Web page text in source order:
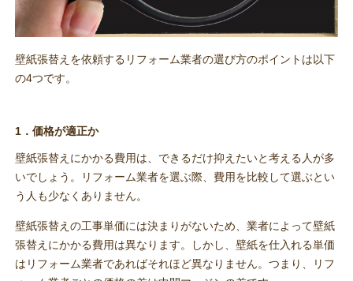
壁紙張替えを依頼するリフォーム業者の選び方のポイントは以下
の4つです。
1．価格が適正か
壁紙張替えにかかる費用は、できるだけ抑えたいと考える人が多
いでしょう。リフォーム業者を選ぶ際、費用を比較して選ぶとい
う人も少なくありません。
壁紙張替えの工事単価には決まりがないため、業者によって壁紙
張替えにかかる費用は異なります。しかし、壁紙を仕入れる単価
はリフォーム業者であればそれほど異なりません。つまり、リフ